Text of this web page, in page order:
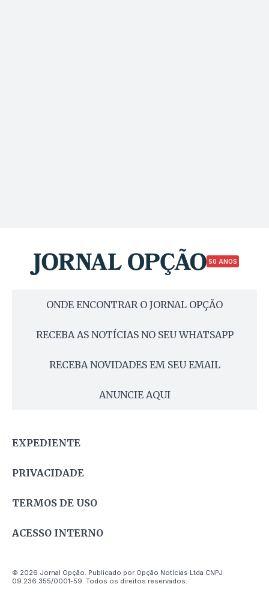
50 ANOS
ONDE ENCONTRAR O JORNAL OPÇÃO
RECEBA AS NOTÍCIAS NO SEU WHATSAPP
RECEBA NOVIDADES EM SEU EMAIL
ANUNCIE AQUI
EXPEDIENTE
PRIVACIDADE
TERMOS DE USO
ACESSO INTERNO
© 2026 Jornal Opção. Publicado por Opção Notícias Ltda CNPJ
09.236.355/0001-59. Todos os direitos reservados.